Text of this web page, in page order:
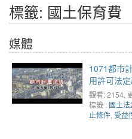
標籤: 國土保育費
媒體
1071都市
用許可法
評析(1)
觀看: 2154,
標籤 : 國土
止條件, 受益